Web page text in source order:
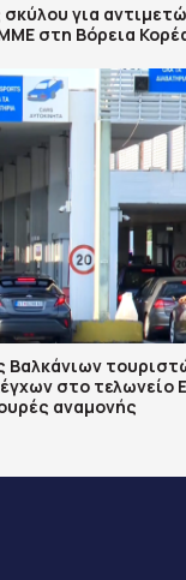
για
στη Βόρεια
Βαλκάνιων
στο τελωνείο
αναμονής